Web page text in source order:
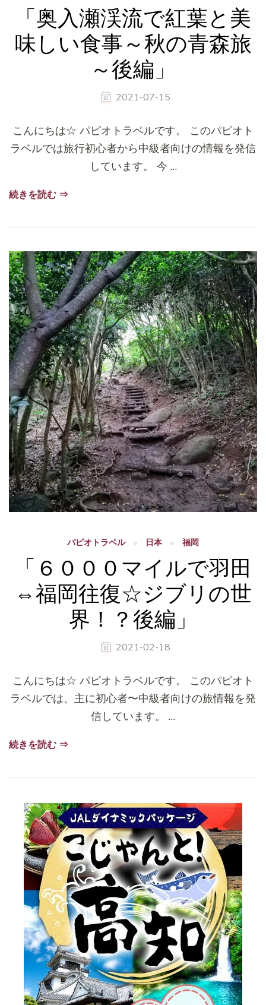
「奥入瀬渓流で紅葉と美
味しい食事～秋の青森旅
～後編」
2021-07-15
こんにちは☆ パピオトラベルです。 このパピオト
ラベルでは旅行初心者から中級者向けの情報を発信
しています。 今 …
続きを読む ⇒
パピオトラベル 日本 福岡
「６０００マイルで羽田
⇔福岡往復☆ジブリの世
界！？後編」
2021-02-18
こんにちは☆ パピオトラベルです。 このパピオト
ラベルでは、主に初心者〜中級者向けの旅情報を発
信しています。 …
続きを読む ⇒